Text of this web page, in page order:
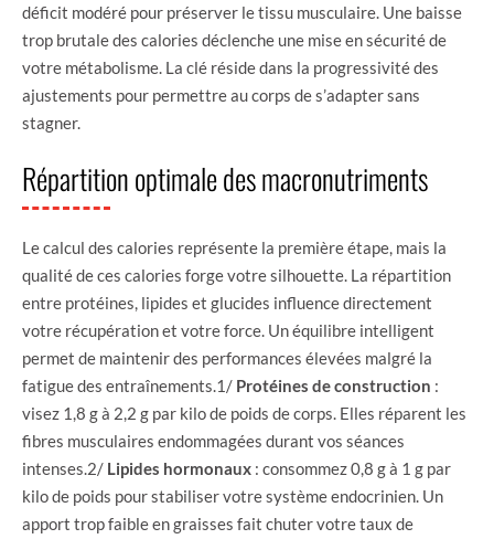
déficit modéré pour préserver le tissu musculaire. Une baisse
trop brutale des calories déclenche une mise en sécurité de
votre métabolisme. La clé réside dans la progressivité des
ajustements pour permettre au corps de s’adapter sans
stagner.
Répartition optimale des macronutriments
Le calcul des calories représente la première étape, mais la
qualité de ces calories forge votre silhouette. La répartition
entre protéines, lipides et glucides influence directement
votre récupération et votre force. Un équilibre intelligent
permet de maintenir des performances élevées malgré la
fatigue des entraînements.1/ Protéines de construction :
visez 1,8 g à 2,2 g par kilo de poids de corps. Elles réparent les
fibres musculaires endommagées durant vos séances
intenses.2/ Lipides hormonaux : consommez 0,8 g à 1 g par
kilo de poids pour stabiliser votre système endocrinien. Un
apport trop faible en graisses fait chuter votre taux de